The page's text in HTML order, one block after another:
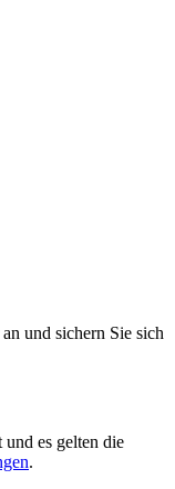
und sichern Sie sich
es gelten die
.